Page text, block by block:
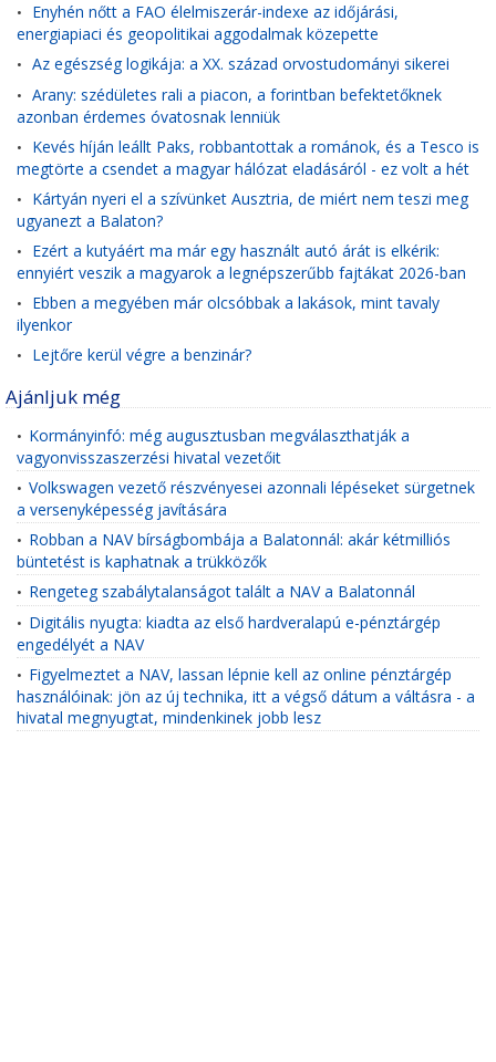
• Enyhén nőtt a FAO élelmiszerár-indexe az időjárási,
energiapiaci és geopolitikai aggodalmak közepette
• Az egészség logikája: a XX. század orvostudományi sikerei
• Arany: szédületes rali a piacon, a forintban befektetőknek
azonban érdemes óvatosnak lenniük
• Kevés híján leállt Paks, robbantottak a románok, és a Tesco is
megtörte a csendet a magyar hálózat eladásáról - ez volt a hét
• Kártyán nyeri el a szívünket Ausztria, de miért nem teszi meg
ugyanezt a Balaton?
• Ezért a kutyáért ma már egy használt autó árát is elkérik:
ennyiért veszik a magyarok a legnépszerűbb fajtákat 2026-ban
• Ebben a megyében már olcsóbbak a lakások, mint tavaly
ilyenkor
• Lejtőre kerül végre a benzinár?
Ajánljuk még
• Kormányinfó: még augusztusban megválaszthatják a
vagyonvisszaszerzési hivatal vezetőit
• Volkswagen vezető részvényesei azonnali lépéseket sürgetnek
a versenyképesség javítására
• Robban a NAV bírságbombája a Balatonnál: akár kétmilliós
büntetést is kaphatnak a trükközők
• Rengeteg szabálytalanságot talált a NAV a Balatonnál
• Digitális nyugta: kiadta az első hardveralapú e-pénztárgép
engedélyét a NAV
• Figyelmeztet a NAV, lassan lépnie kell az online pénztárgép
használóinak: jön az új technika, itt a végső dátum a váltásra - a
hivatal megnyugtat, mindenkinek jobb lesz